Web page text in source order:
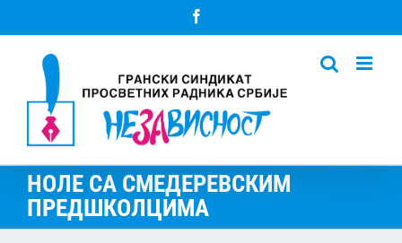
to
НОЛЕ СА СМЕДЕРЕВСКИМ
ПРЕДШКОЛЦИМА